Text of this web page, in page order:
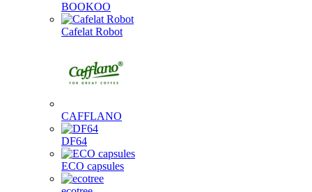
BOOKOO
Cafelat Robot
CAFFLANO
DF64
ECO capsules